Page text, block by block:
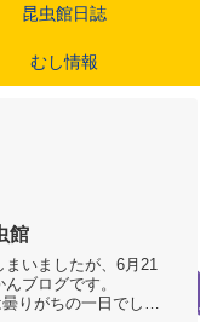
昆虫館日誌
むし情報
館
いましたが、6月21
ブログです。
りがちの一日でした